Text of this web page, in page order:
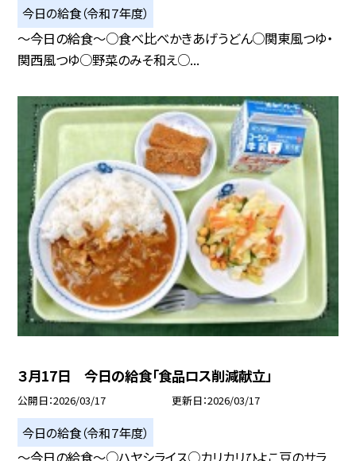
今日の給食（令和７年度）
～今日の給食～○食べ比べかきあげうどん○関東風つゆ・
関西風つゆ○野菜のみそ和え○...
３月17日 今日の給食「食品ロス削減献立」
公開日 2026/03/17 更新日 2026/03/17
今日の給食（令和７年度）